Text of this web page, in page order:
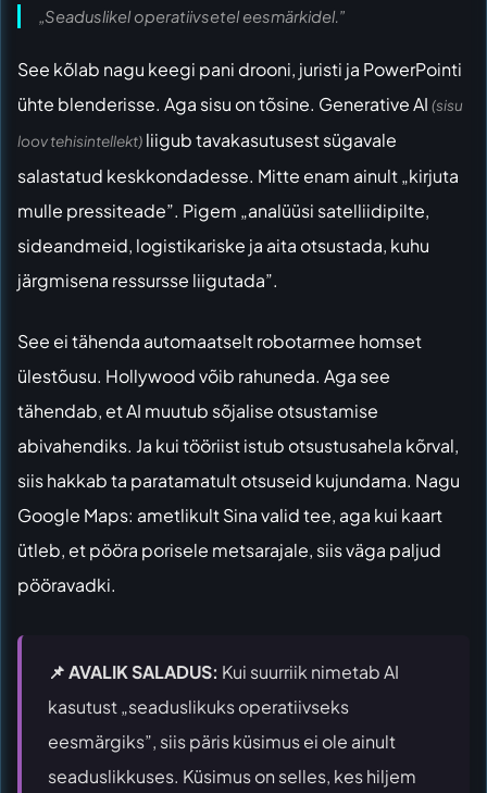
„Seaduslikel operatiivsetel eesmärkidel.”
See kõlab nagu keegi pani drooni, juristi ja PowerPointi
ühte blenderisse. Aga sisu on tõsine. Generative AI (sisu
loov tehisintellekt) liigub tavakasutusest sügavale
salastatud keskkondadesse. Mitte enam ainult „kirjuta
mulle pressiteade”. Pigem „analüüsi satelliidipilte,
sideandmeid, logistikariske ja aita otsustada, kuhu
järgmisena ressursse liigutada”.
See ei tähenda automaatselt robotarmee homset
ülestõusu. Hollywood võib rahuneda. Aga see
tähendab, et AI muutub sõjalise otsustamise
abivahendiks. Ja kui tööriist istub otsustusahela kõrval,
siis hakkab ta paratamatult otsuseid kujundama. Nagu
Google Maps: ametlikult Sina valid tee, aga kui kaart
ütleb, et pööra porisele metsarajale, siis väga paljud
pööravadki.
📌 AVALIK SALADUS: Kui suurriik nimetab AI
kasutust „seaduslikuks operatiivseks
eesmärgiks”, siis päris küsimus ei ole ainult
seaduslikkuses. Küsimus on selles, kes hiljem